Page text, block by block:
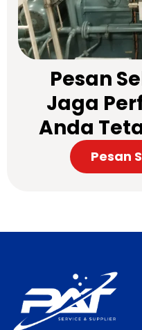
Pesan
Jaga
Anda
Pesan